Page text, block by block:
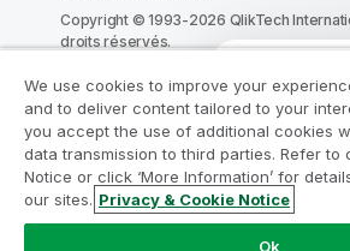
Discuter
Copyright © 1993-2026 QlikTech
droits réservés.
Rejoignez le Programme de
modernisation analytique
Modernisez votre système sans
précieuses applications QlikView
We use cookies to improve your
and to deliver content tailored to your
you accept the use of additional cookies
data transmission to third parties. Refer to
Notice or click ‘More Information’ for
our sites. Privacy & Cookie Notice
Ok